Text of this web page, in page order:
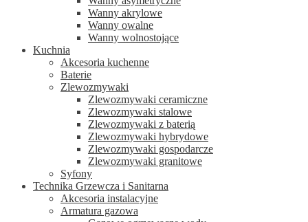
Wanny akrylowe
Wanny owalne
Wanny wolnostojące
Kuchnia
Akcesoria kuchenne
Baterie
Zlewozmywaki
Zlewozmywaki ceramiczne
Zlewozmywaki stalowe
Zlewozmywaki z baterią
Zlewozmywaki hybrydowe
Zlewozmywaki gospodarcze
Zlewozmywaki granitowe
Syfony
Technika Grzewcza i Sanitarna
Akcesoria instalacyjne
Armatura gazowa